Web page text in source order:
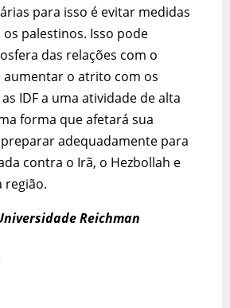
para isso é evitar medidas
palestinos. Isso pode
das relações com o
aumentar o atrito com os
IDF a uma atividade de alta
forma que afetará sua
adequadamente para
contra o Irã, o Hezbollah e
região.
Reichman